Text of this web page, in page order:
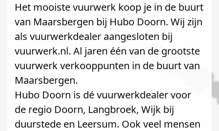
Het mooiste vuurwerk koop je in de buurt
van Maarsbergen bij Hubo Doorn. Wij zijn
als vuurwerkdealer aangesloten bij
vuurwerk.nl. Al jaren één van de grootste
vuurwerk verkooppunten in de buurt van
Maarsbergen.
Hubo Doorn is dé vuurwerkdealer voor
de regio Doorn, Langbroek, Wijk bij
duurstede en Leersum. Ook veel mensen